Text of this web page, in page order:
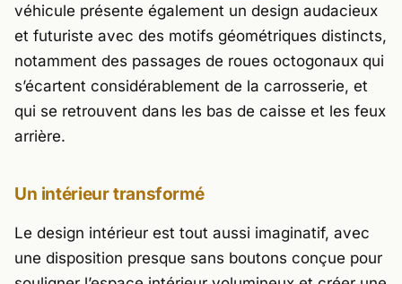
véhicule présente également un design audacieux
et futuriste avec des motifs géométriques distincts,
notamment des passages de roues octogonaux qui
s’écartent considérablement de la carrosserie, et
qui se retrouvent dans les bas de caisse et les feux
arrière.
Un intérieur transformé
Le design intérieur est tout aussi imaginatif, avec
une disposition presque sans boutons conçue pour